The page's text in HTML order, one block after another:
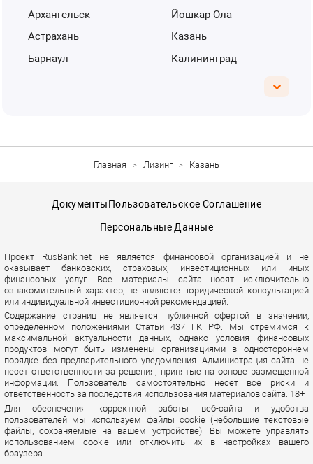
Архангельск
Астрахань
Барнаул
Йошкар-Ола
Казань
Калининград
Главная Лизинг Казань
ДокументыПользовательское Соглашение
Персональные Данные
Проект RusBank.net не является финансовой организацией и не
оказывает банковских, страховых, инвестиционных или иных
финансовых услуг. Все материалы сайта носят исключительно
ознакомительный характер, не являются юридической консультацией
или индивидуальной инвестиционной рекомендацией.
Содержание страниц не является публичной офертой в значении,
определенном положениями Статьи 437 ГК РФ. Мы стремимся к
максимальной актуальности данных, однако условия финансовых
продуктов могут быть изменены организациями в одностороннем
порядке без предварительного уведомления. Администрация сайта не
несет ответственности за решения, принятые на основе размещенной
информации. Пользователь самостоятельно несет все риски и
ответственность за последствия использования материалов сайта. 18+
Для обеспечения корректной работы веб-сайта и удобства
пользователей мы используем файлы cookie (небольшие текстовые
файлы, сохраняемые на вашем устройстве). Вы можете управлять
использованием cookie или отключить их в настройках вашего
браузера.